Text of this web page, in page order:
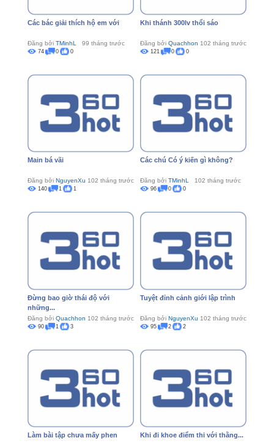
Các bác giải thích hộ em với
Đăng bởi TMinhL 99 tháng trước
74 0 0
Khi thánh 300lv thổi sáo
Đăng bởi Quachhon 102 tháng trước
121 0 0
Main bá vãi
Đăng bởi NguyenXu 102 tháng trước
140 1 1
Các chú Có ý kiến gì không?
Đăng bởi TMinhL 102 tháng trước
96 0 0
Đừng bao giờ thái độ với
những...
Đăng bởi Quachhon 102 tháng trước
90 1 3
Tuyệt đỉnh cảnh giới lập trình
Đăng bởi NguyenXu 102 tháng trước
95 2 2
Làm bài tập chưa mấy phen Khi đi khoe điểm thi với thằng...